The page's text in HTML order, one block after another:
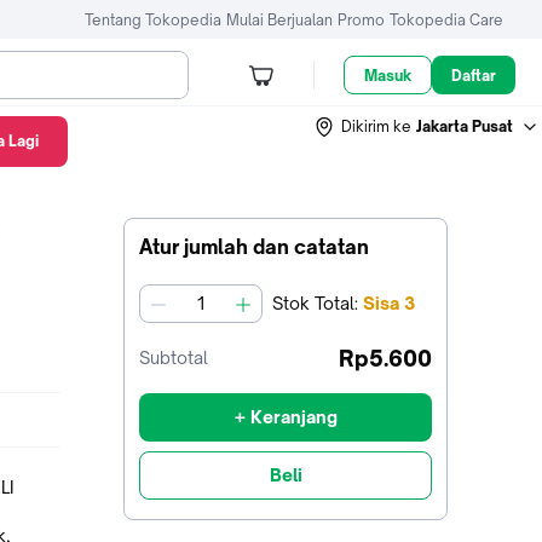
Tentang Tokopedia Mulai Berjualan Promo Tokopedia Care
Masuk Daftar
Dikirim ke Jakarta Pusat
Atur jumlah dan catatan
jumlah Stok Total: Sisa 3
Subtotal Rp5.600
+ Keranjang
Beli
Lagi